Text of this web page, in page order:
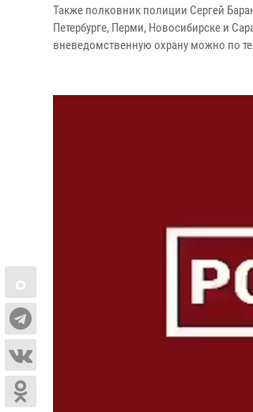
Также полковник полиции Сергей
Петербурге, Перми, Новосибирске и
вневедомственную охрану можно по